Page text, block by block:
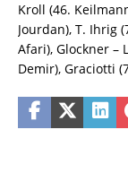
Kroll (46.
Jourdan), T. Ihrig
Afari), Glockner –
Demir), Graciotti